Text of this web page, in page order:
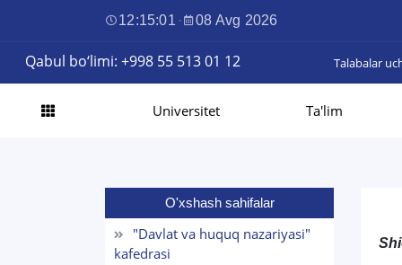
12:15:02 · 08 Avg 2026
Qabul bo‘limi: +998 55 513 01 12 Talabalar
Universitet Ta'lim
O'xshash sahifalar
"Davlat va huquq nazariyasi"
kafedrasi